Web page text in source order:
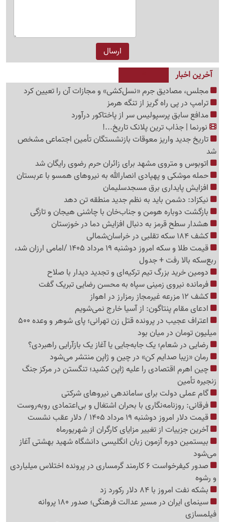
آخرین اخبار
مجلس، مصادیق جرم «نسل‌کشی» و مجازات آن را تعیین کرد
ترامپ در پی راه گریز از تنگه هرمز
مدافع سابق پرسپولیس سر از پاختاکور درآورد
نورنما | جذاب ترین پلانک تاریخ...!
تاریخ جدید واریز معوقات بازنشستگان تأمین اجتماعی مشخص
شد
اتوبوس و متروی مشهد برای زائران حرم رضوی رایگان شد
حمله موشکی و پهپادی انصارالله به نیروهای همسو با عربستان
افزایش پایداری برق مسجدسلیمان
نیکزاد: دشمن باید به نظم جدید منطقه تن دهد
بازگشت دوباره هومن و جناب‌خان با چاشنی هیجان و تازگی
هشدار سطح قرمز به دنبال افزایش دما در خوزستان
کشف 184 سکه تقلبی در خراسان‌شمالی
قیمت طلا و سکه امروز دوشنبه 19 مرداد 1405 /امامی ارزان شد،
ربع‌سکه بالا رفت + جدول
دومین خرید بزرگ تیم ترکیه‌ای و تجدید دیدار با صلاح
فرمانده نیروی زمینی سپاه به محسن رضایی تبریک گفت
کشف 12 مزرعه غیرمجاز رمزارز در اهواز
ادعای مقام پنتاگون: از آسیا خارج نمی‌شویم
اعتراف عجیب در پرونده قتل زن تهرانی؛ پای شوهر و وعده 500
میلیون تومان در میان بود
رضایی در شعام؛ یک جابه‌جایی یا آغاز یک بازآرایی راهبردی؟
رمان «زیبا صدایم کن» در چین و ژاپن منتشر می‌شود
چین اهرم اقتصادی را علیه ژاپن کشید؛ تنگستن در مرکز جنگ
زنجیره تأمین
گام عملی دولت برای ساماندهی نیروهای شرکتی
فرقانی: روزنامه‌نگاری با بحران اشتغال و بی‌اعتمادی روبه‌روست
قیمت دلار امروز دوشنبه 19 مرداد 1405 / دلار عقب نشست
آخرین جزییات از تغییر مزایای کارگران از شهریورماه
بیستمین دوره آزمون زبان انگلیسی دانشگاه شهید بهشتی آغاز
می‌شود
صدور کیفرخواست 6 کارمند گرمساری در پرونده اختلاس میلیاردی
و رشوه
بشکه نفت امروز با 84 دلار رکورد زد
سینمای ایران در مسیر عدالت فرهنگی؛ صدور 180 پروانه
فیلمسازی